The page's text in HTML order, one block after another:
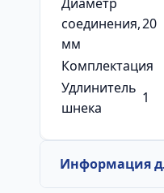
соединения,
мм
20
Комплектация
Удлинитель
шнека
1
Информация